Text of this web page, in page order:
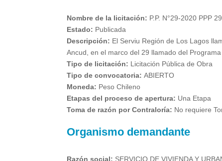
Nombre de la licitación: P.P. N°29-2020 PPP
Estado: Publicada
Descripción: El Serviu Región de Los Lagos
Ancud, en el marco del 29 llamado del
Tipo de licitación: Licitación Pública de Obra
Tipo de convocatoria: ABIERTO
Moneda: Peso Chileno
Etapas del proceso de apertura: Una Etapa
Toma de razón por Contraloría: No requiere
Organismo demandante
Razón social: SERVICIO DE VIVIENDA Y